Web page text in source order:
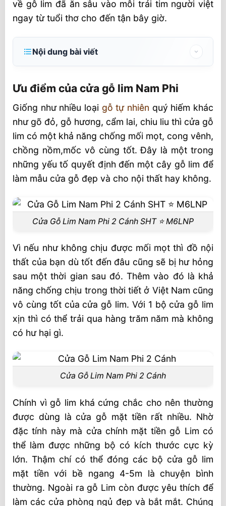
về gỗ lim đã ăn sâu vào mỗi trái tim người việt
ngay từ tuổi thơ cho đến tận bây giờ.
Nội dung bài viết
Phong cách thiết kế sáng tạo đa dạng cửa
gỗ lim
Bảng kích thước cửa chính 2 cánh theo
phong thủy
Kích thước chiều cao thông thủy tốt theo
phong thủy
Nhà máy sản xuất nội thất SHT, công nghệ
Hình ảnh cửa gỗ Lim Nam Phi SHT
Cánh SHT ⭐️ M1LNP
Ưu điểm của cửa gỗ lim Nam Phi
Giống như nhiều loại gỗ tự nhiên quý hiếm khác
như gõ đỏ, gỗ hương, cẩm lai, chiu liu thì cửa gỗ
lim có một khả năng chống mối mọt, cong vênh,
chồng nồm,mốc vô cùng tốt. Đây là một trong
những yếu tố quyết định đến một cây gỗ lim để
làm mẫu cửa gỗ đẹp và cho nội thất hay không.
Cửa Gỗ Lim Nam Phi 2 Cánh SHT ⭐️ M6LNP
Vì nếu như không chịu được mối mọt thì đồ nội
thất của bạn dù tốt đến đâu cũng sẽ bị hư hỏng
sau một thời gian sau đó. Thêm vào đó là khả
năng chống chịu trong thời tiết ở Việt Nam cũng
vô cùng tốt của cửa gỗ lim. Với 1 bộ cửa gỗ lim
xịn thì có thể trải qua hàng trăm năm mà không
có hư hại gì.
Cửa Gỗ Lim Nam Phi 2 Cánh
Chính vì gỗ lim khá cứng chắc cho nên thường
được dùng là cửa gỗ mặt tiền rất nhiều. Nhờ
đặc tính này mà cửa chính mặt tiền gỗ Lim có
thể làm được những bộ có kích thước cực kỳ
lớn. Thậm chí có thể đóng các bộ cửa gỗ lim
mặt tiền với bề ngang 4-5m là chuyện bình
thường. Ngoài ra gỗ Lim còn được yêu thích để
làm các cửa phòng ngủ đẹp và bắt mắt. Chúng